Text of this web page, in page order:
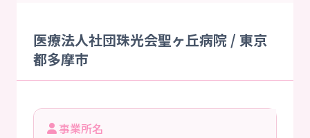
医療法人社団珠光会聖ヶ丘病院 / 東京
都多摩市
事業所名